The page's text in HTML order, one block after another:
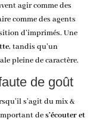
agir comme des
comme des agents
d’imprimés. Une
, tandis qu’un
pleine de caractère.
de goût
s’agit du mix &
des’écouter et